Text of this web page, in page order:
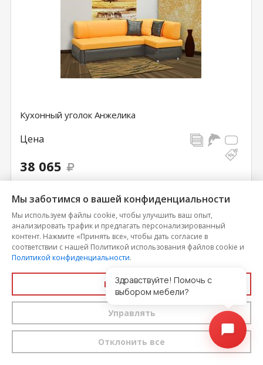
Кухонный уголок Анжелика
Цена
38 065
КУ­ПИТЬ В
ОДИН КЛИК
КУПИТЬ
Мы заботимся о вашей конфиденциальности
Мы используем файлы cookie, чтобы улучшить ваш опыт,
анализировать трафик и предлагать персонализированный
контент. Нажмите «Принять все», чтобы дать согласие в
соответствии с нашей Политикой использования файлов cookie и
Политикой конфиденциальности.
Принять все
Управлять
Отклонить все
Здравствуйте! Помочь с
выбором мебели?